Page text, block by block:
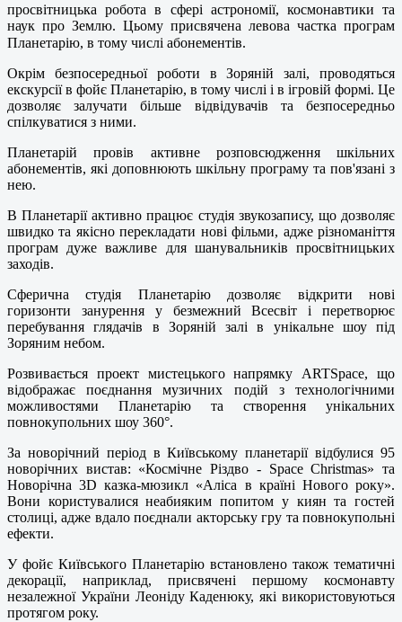
просвітницька робота в сфері астрономії, космонавтики та
наук про Землю. Цьому присвячена левова частка програм
Планетарію, в тому числі абонементів.⠀
Окрім безпосередньої роботи в Зоряній залі, проводяться
екскурсії в фойє Планетарію, в тому числі і в ігровій формі. Це
дозволяє залучати більше відвідувачів та безпосередньо
спілкуватися з ними.
Планетарій провів активне розповсюдження шкільних
абонементів, які доповнюють шкільну програму та пов'язані з
нею.
В Планетарії активно працює студія звукозапису, що дозволяє
швидко та якісно перекладати нові фільми, адже різноманіття
програм дуже важливе для шанувальників просвітницьких
заходів.
Сферична студія Планетарію дозволяє відкрити нові
горизонти занурення у безмежний Всесвіт і перетворює
перебування глядачів в Зоряній залі в унікальне шоу під
Зоряним небом.
Розвивається проект мистецького напрямку ARTSpace, що
відображає поєднання музичних подій з технологічними
можливостями Планетарію та створення унікальних
повнокупольних шоу 360°.
За новорічний період в Київському планетарії відбулися 95
новорічних вистав: «Космічне Різдво - Space Christmas» та
Новорічна 3D казка-мюзикл «Аліса в країні Нового року».
Вони користувалися неабияким попитом у киян та гостей
столиці, адже вдало поєднали акторську гру та повнокупольні
ефекти.
У фойє Київського Планетарію встановлено також тематичні
декорації, наприклад, присвячені першому космонавту
незалежної України Леоніду Каденюку, які використовуються
протягом року.